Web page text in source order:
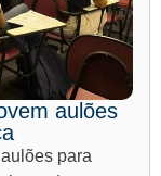
aulões
para